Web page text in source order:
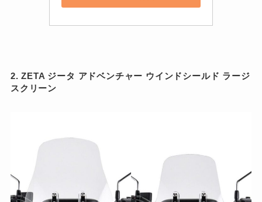
2. ZETA ジータ アドベンチャー ウインドシールド ラージ
スクリーン